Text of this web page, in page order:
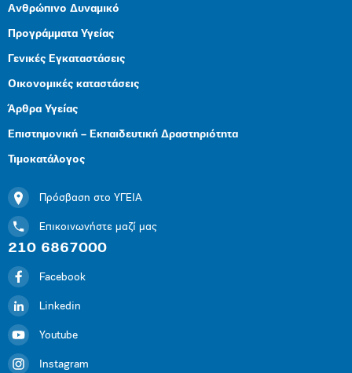
Ανθρώπινο Δυναμικό
Προγράμματα Υγείας
Γενικές Εγκαταστάσεις
Οικονομικές καταστάσεις
Άρθρα Υγείας
Επιστημονική – Εκπαιδευτική Δραστηριότητα
Τιμοκατάλογος
Πρόσβαση στο ΥΓΕΙΑ
Επικοινωνήστε μαζί μας
210 6867000
Facebook
Linkedin
Youtube
Instagram